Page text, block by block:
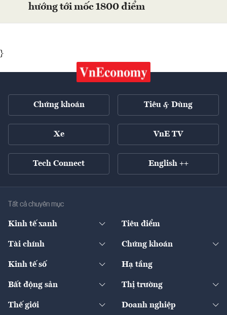
hướng tới mốc 1800 điểm
}
Chứng khoán Tiêu & Dùng
Xe VnE TV
Tech Connect English ++
Tất cả chuyên mục
Kinh tế xanh
Diễn đàn
Tiêu điểm
Tài chính
Ngân hàng
Bảo hiểm
Chứng khoán
Doanh nghiệp niêm yết
Kinh tế số
Sản phẩm - Thị trường
Hạ tầng
Bất động sản
Chính sách
Thị trường
Thế giới Doanh nghiệp